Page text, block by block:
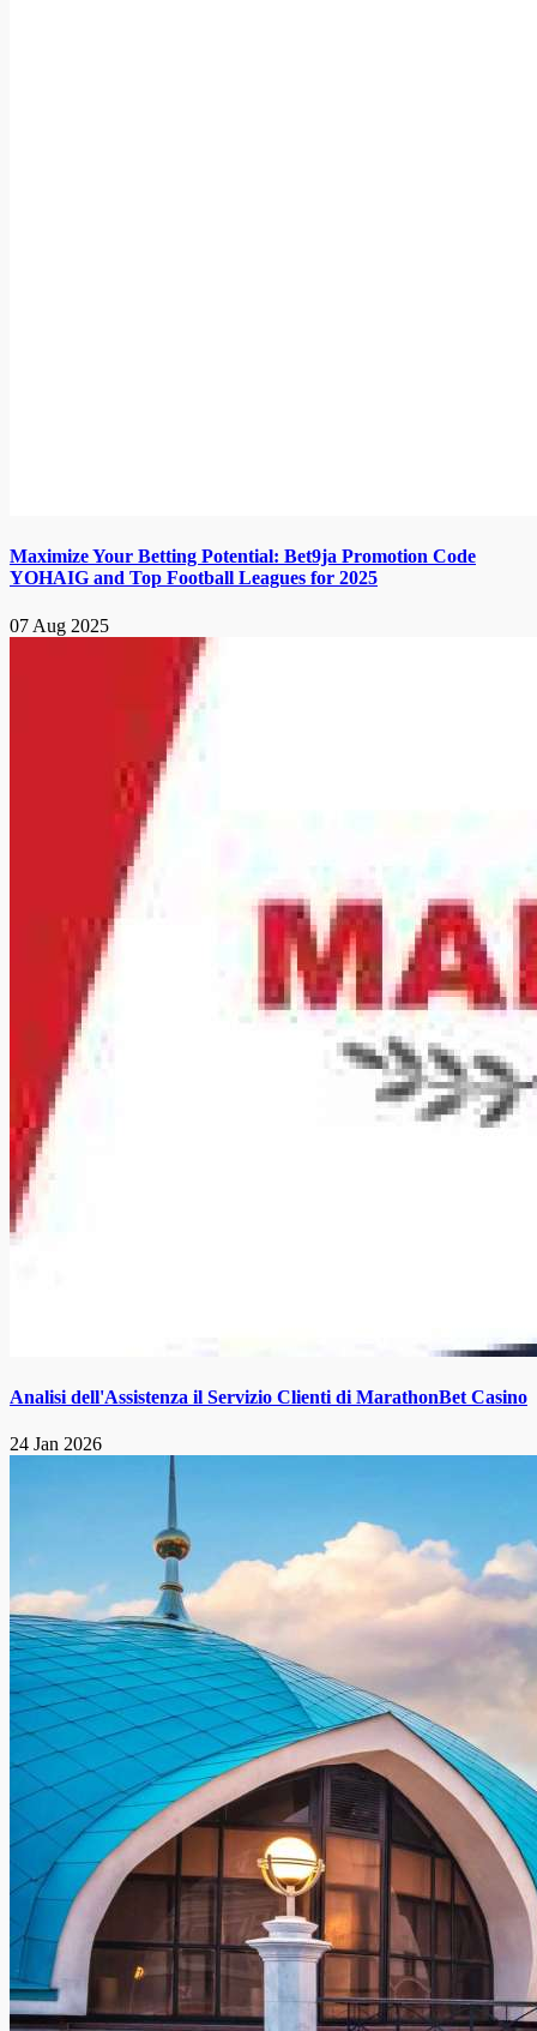
Maximize Your Betting Potential: Bet9ja Promotion Code
YOHAIG and Top Football Leagues for 2025
07 Aug 2025
Analisi dell'Assistenza il Servizio Clienti di MarathonBet Casino
24 Jan 2026